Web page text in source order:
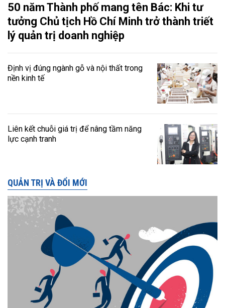
50 năm Thành phố mang tên Bác: Khi tư
tưởng Chủ tịch Hồ Chí Minh trở thành triết
lý quản trị doanh nghiệp
Định vị đúng ngành gỗ và nội thất trong
nền kinh tế
Liên kết chuỗi giá trị để nâng tầm năng
lực cạnh tranh
QUẢN TRỊ VÀ ĐỔI MỚI